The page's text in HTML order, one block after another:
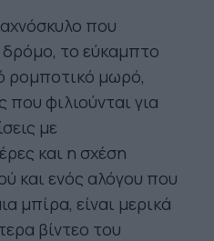
που
το εύκαμπτο
ρομποτικό μωρό,
φιλιούνται για
με
και η σχέση
και ενός αλόγου που
μπίρα, είναι μερικά
βίντεο του